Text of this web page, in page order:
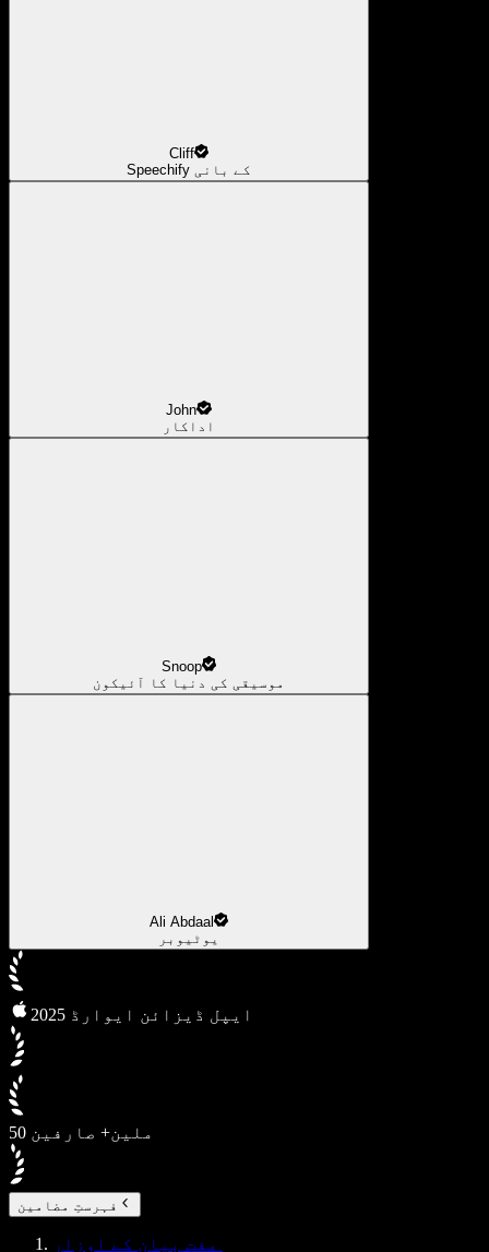
Cliff
Speechify کے بانی
John
اداکار
Snoop
موسیقی کی دنیا کا آئیکون
Ali Abdaal
یوٹیوبر
2025 ایپل ڈیزائن ایوارڈ
50 ملین+ صارفین
فہرستِ مضامین